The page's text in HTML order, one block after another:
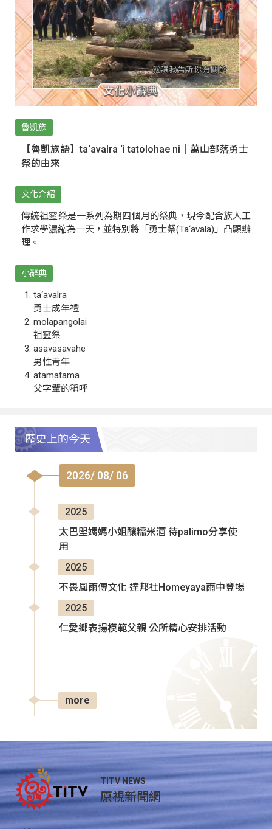
魯凱族
【魯凱族語】ta‘avalra ‘i tatolohae ni｜萬山部落勇士
祭的由來
文化介紹
傳統祖靈祭是一系列為期四個月的祭典，現今配合族人工
作求學濃縮為一天，並特別將「勇士祭(Ta‘avala)」凸顯辦
理。
小辭典
ta‘avalra
勇士成年禮
molapangolai
祖靈祭
asavasavahe
男性青年
atamatama
父字輩的稱呼
歷史上的今天
2026/ 08/ 06
2025
太巴塱媽媽小姐釀糯米酒 待palimo分享使
用
2025
不畏風雨傳文化 達邦社Homeyaya雨中登場
2025
仁愛鄉表揚模範父親 公所精心安排活動
more
TITV NEWS
原視新聞網